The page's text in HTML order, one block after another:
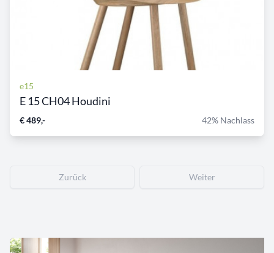
e15
E 15 CH04 Houdini
€ 489,- 42% Nachlass
Zurück Weiter